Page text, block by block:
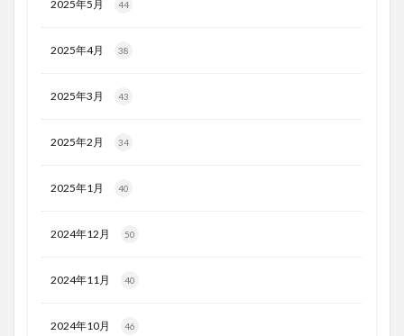
2025年5月 44
2025年4月 38
2025年3月 43
2025年2月 34
2025年1月 40
2024年12月 50
2024年11月 40
2024年10月 46